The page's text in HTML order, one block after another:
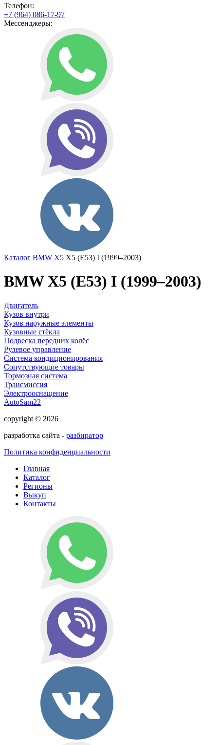
Телефон:
+7 (964) 086-17-97
Мессенджеры:
Каталог BMW X5 X5 (E53) I (1999–2003)
BMW X5 (E53) I (1999–2003)
Двигатель
Кузов внутри
Кузов наружные элементы
Кузовные стёкла
Подвеска передних колёс
Рулевое управление
Система кондиционирования
Сопутствующие товары
Тормозная система
Трансмиссия
Электрооснащение
AutoSam22
copyright © 2026
разработка сайта - разбиратор
Политика конфиденциальности
Главная
Каталог
Регионы
Выкуп
Контакты